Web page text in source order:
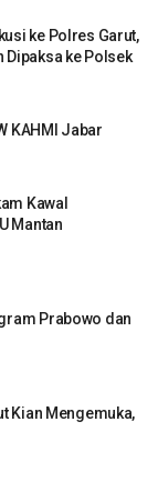
ke Polres Garut,
Dipaksa ke Polsek
KAHMI Jabar
Kawal
Mantan
Prabowo dan
Kian Mengemuka,